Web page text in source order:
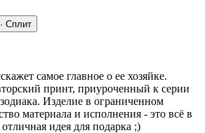
Сплит
самое главное о ее хозяйке.
принт, приуроченный к серии
Изделие в ограниченном
материала и исполнения - это всё в
идея для подарка ;)